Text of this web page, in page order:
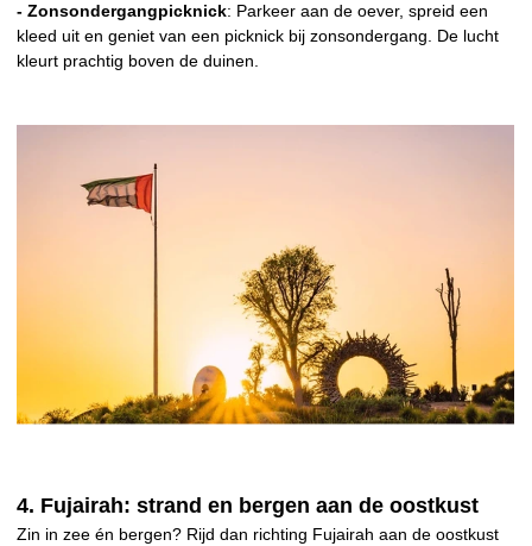
- Zonsondergangpicknick: Parkeer aan de oever, spreid een
kleed uit en geniet van een picknick bij zonsondergang. De lucht
kleurt prachtig boven de duinen.
4. Fujairah: strand en bergen aan de oostkust
Zin in zee én bergen? Rijd dan richting Fujairah aan de oostkust